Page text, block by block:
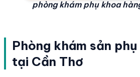
phòng khám phụ khoa
Phòng khám sản
tại Cần Thơ